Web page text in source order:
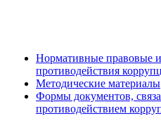
Нормативные правовые
противодействия
Методические материалы
Формы документов,
противодействием